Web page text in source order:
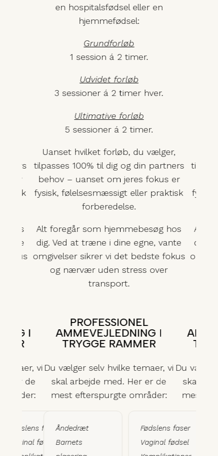
er
hos
fokus
en hospitalsfødsel eller en
hjemmefødsel:
Grundforløb
1 session á 2 timer.
Udvidet forløb
3 sessioner á 2 timer hver.
Ultimative forløb
5 sessioner á 2 timer.
Uanset hvilket forløb, du vælger,
tilpasses 100% til dig og din partners
behov – uanset om jeres fokus er
fysisk, følelsesmæssigt eller praktisk
forberedelse.
Alt foregår som hjemmebesøg hos
dig. Ved at træne i dine egne, vante
omgivelser sikrer vi det bedste fokus
og nærvær uden stress over
transport.
Alt
dig.
I
vi
er de
Fødslens faser
Vaginal fødsel
PROFESSIONEL
AMMEVEJLEDNING I
TRYGGE RAMMER
Du vælger selv hvilke temaer, vi
skal arbejde med. Her er de
mest efterspurgte områder:
Åndedræt
Barnets
Fødslens faser
Vaginal fødsel
Du
skal
mest
Barnets